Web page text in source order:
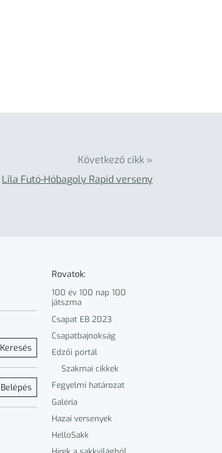
Következő cikk »
Lila Futó-Hóbagoly Rapid verseny
Keresés
Belépés
Rovatok:
100 év 100 nap 100
játszma
Csapat EB 2023
Csapatbajnokság
Edzői portál
Szakmai cikkek
Fegyelmi határozat
Galéria
Hazai versenyek
HelloSakk